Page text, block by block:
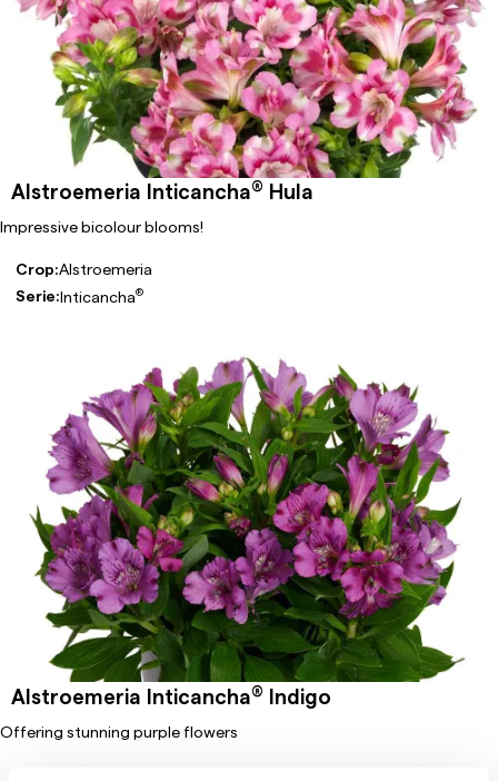
Alstroemeria Inticancha® Hula
Impressive bicolour blooms!
Crop:Alstroemeria
Serie:Inticancha®
Alstroemeria Inticancha® Indigo
Offering stunning purple flowers